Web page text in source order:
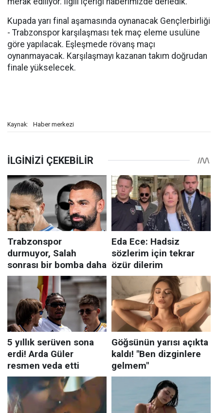
Kupada yarı final aşamasında oynanacak Gençlerbirliği
- Trabzonspor karşılaşması tek maç eleme usulüne
göre yapılacak. Eşleşmede rövanş maçı
oynanmayacak. Karşılaşmayı kazanan takım doğrudan
finale yükselecek.
Kaynak: Haber merkezi